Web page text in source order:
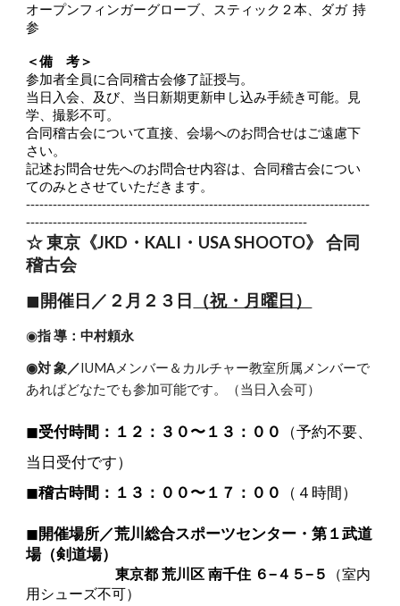
オープンフィンガーグローブ、スティック２本、ダガ 持
参
＜備 考＞
参加者全員に合同稽古会修了証授与。
当日入会、及び、当日新期更新申し込み手続き可能。見
学、撮影不可。
合同稽古会について直接、会場へのお問合せはご遠慮下
さい。
記述お問合せ先へのお問合せ内容は、合同稽古会につい
てのみとさせていただきます。
-----------------------------------------------------------------------------
---------------------------------------------------------------
☆ 東京《JKD・KALI・USA SHOOTO》 合同
稽古会
◼︎ 開催日／２月２３日 （祝・月曜日）
◉指 導：中村頼永
◉対 象／IUMAメンバー＆カルチャー教室所属メンバーで
あればどなたでも参加可能です。（当日入会可）
◼︎受付時間：１２：３０〜１３：００
（予約不要、
当日受付です）
◼︎稽古時間：１３：００〜１７：００ （４時間）
◼︎ 開催場所／荒川総合スポーツセンター・第１武道
場（剣道場）
東京都 荒川区 南千住 ６−４５−５
（室内
用シューズ不可）